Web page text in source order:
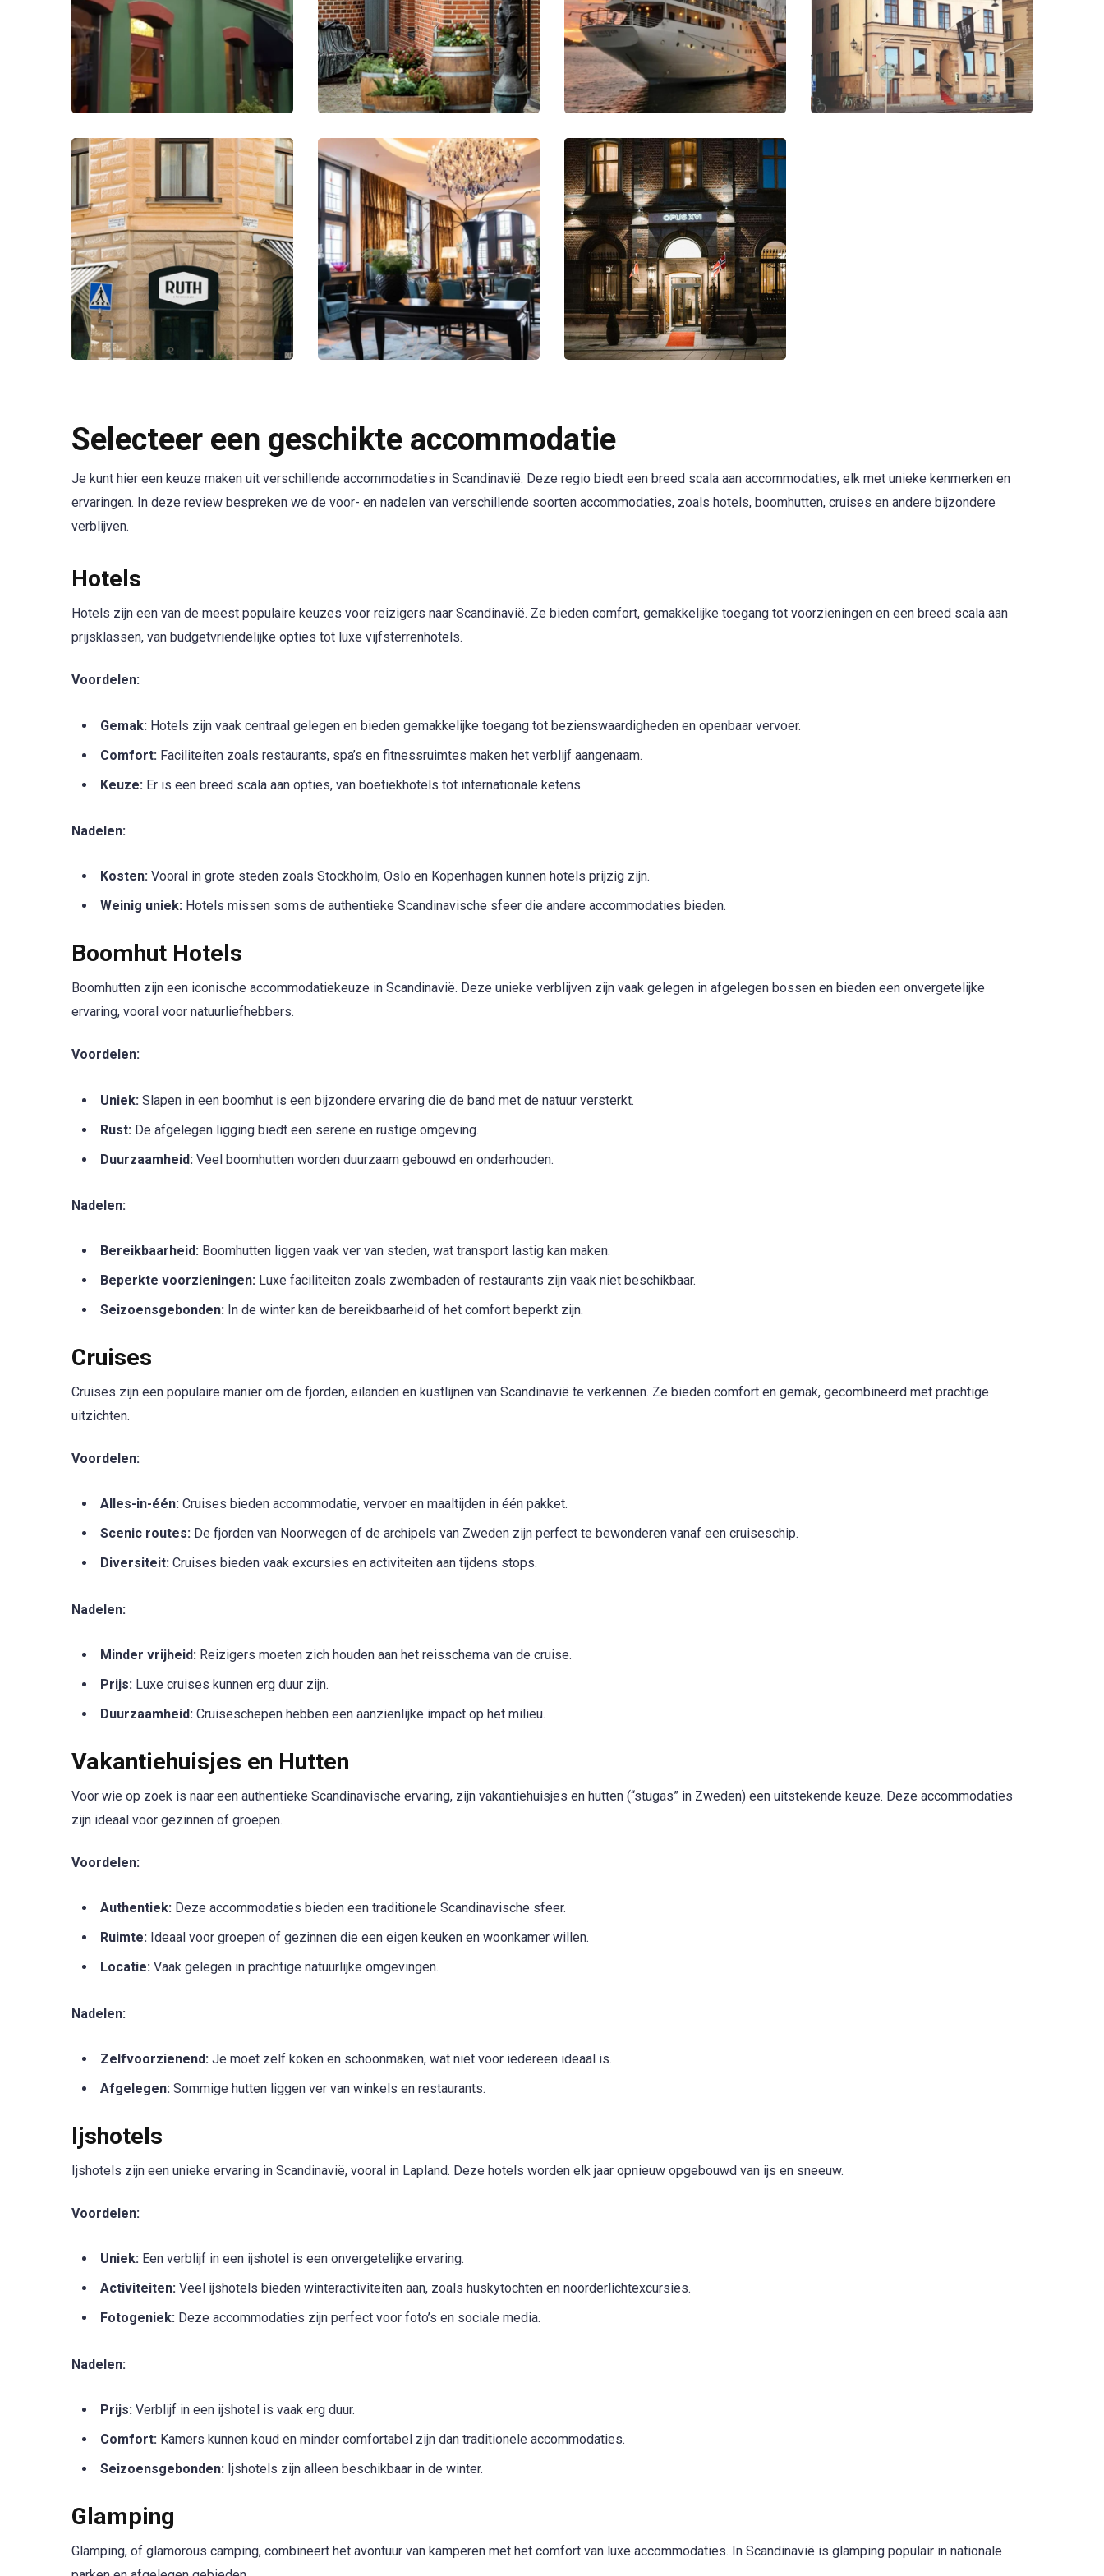
Selecteer een geschikte accommodatie
Je kunt hier een keuze maken uit verschillende accommodaties in Scandinavië. Deze regio biedt een breed scala aan accommodaties, elk met unieke kenmerken en
ervaringen. In deze review bespreken we de voor- en nadelen van verschillende soorten accommodaties, zoals hotels, boomhutten, cruises en andere bijzondere
verblijven.
Hotels
Hotels zijn een van de meest populaire keuzes voor reizigers naar Scandinavië. Ze bieden comfort, gemakkelijke toegang tot voorzieningen en een breed scala aan
prijsklassen, van budgetvriendelijke opties tot luxe vijfsterrenhotels.
Voordelen:
Gemak: Hotels zijn vaak centraal gelegen en bieden gemakkelijke toegang tot bezienswaardigheden en openbaar vervoer.
Comfort: Faciliteiten zoals restaurants, spa’s en fitnessruimtes maken het verblijf aangenaam.
Keuze: Er is een breed scala aan opties, van boetiekhotels tot internationale ketens.
Nadelen:
Kosten: Vooral in grote steden zoals Stockholm, Oslo en Kopenhagen kunnen hotels prijzig zijn.
Weinig uniek: Hotels missen soms de authentieke Scandinavische sfeer die andere accommodaties bieden.
Boomhut Hotels
Boomhutten zijn een iconische accommodatiekeuze in Scandinavië. Deze unieke verblijven zijn vaak gelegen in afgelegen bossen en bieden een onvergetelijke
ervaring, vooral voor natuurliefhebbers.
Voordelen:
Uniek: Slapen in een boomhut is een bijzondere ervaring die de band met de natuur versterkt.
Rust: De afgelegen ligging biedt een serene en rustige omgeving.
Duurzaamheid: Veel boomhutten worden duurzaam gebouwd en onderhouden.
Nadelen:
Bereikbaarheid: Boomhutten liggen vaak ver van steden, wat transport lastig kan maken.
Beperkte voorzieningen: Luxe faciliteiten zoals zwembaden of restaurants zijn vaak niet beschikbaar.
Seizoensgebonden: In de winter kan de bereikbaarheid of het comfort beperkt zijn.
Cruises
Cruises zijn een populaire manier om de fjorden, eilanden en kustlijnen van Scandinavië te verkennen. Ze bieden comfort en gemak, gecombineerd met prachtige
uitzichten.
Voordelen:
Alles-in-één: Cruises bieden accommodatie, vervoer en maaltijden in één pakket.
Scenic routes: De fjorden van Noorwegen of de archipels van Zweden zijn perfect te bewonderen vanaf een cruiseschip.
Diversiteit: Cruises bieden vaak excursies en activiteiten aan tijdens stops.
Nadelen:
Minder vrijheid: Reizigers moeten zich houden aan het reisschema van de cruise.
Prijs: Luxe cruises kunnen erg duur zijn.
Duurzaamheid: Cruiseschepen hebben een aanzienlijke impact op het milieu.
Vakantiehuisjes en Hutten
Voor wie op zoek is naar een authentieke Scandinavische ervaring, zijn vakantiehuisjes en hutten (“stugas” in Zweden) een uitstekende keuze. Deze accommodaties
zijn ideaal voor gezinnen of groepen.
Voordelen:
Authentiek: Deze accommodaties bieden een traditionele Scandinavische sfeer.
Ruimte: Ideaal voor groepen of gezinnen die een eigen keuken en woonkamer willen.
Locatie: Vaak gelegen in prachtige natuurlijke omgevingen.
Nadelen:
Zelfvoorzienend: Je moet zelf koken en schoonmaken, wat niet voor iedereen ideaal is.
Afgelegen: Sommige hutten liggen ver van winkels en restaurants.
Ijshotels
Ijshotels zijn een unieke ervaring in Scandinavië, vooral in Lapland. Deze hotels worden elk jaar opnieuw opgebouwd van ijs en sneeuw.
Voordelen:
Uniek: Een verblijf in een ijshotel is een onvergetelijke ervaring.
Activiteiten: Veel ijshotels bieden winteractiviteiten aan, zoals huskytochten en noorderlichtexcursies.
Fotogeniek: Deze accommodaties zijn perfect voor foto’s en sociale media.
Nadelen:
Prijs: Verblijf in een ijshotel is vaak erg duur.
Comfort: Kamers kunnen koud en minder comfortabel zijn dan traditionele accommodaties.
Seizoensgebonden: Ijshotels zijn alleen beschikbaar in de winter.
Glamping
Glamping, of glamorous camping, combineert het avontuur van kamperen met het comfort van luxe accommodaties. In Scandinavië is glamping populair in nationale